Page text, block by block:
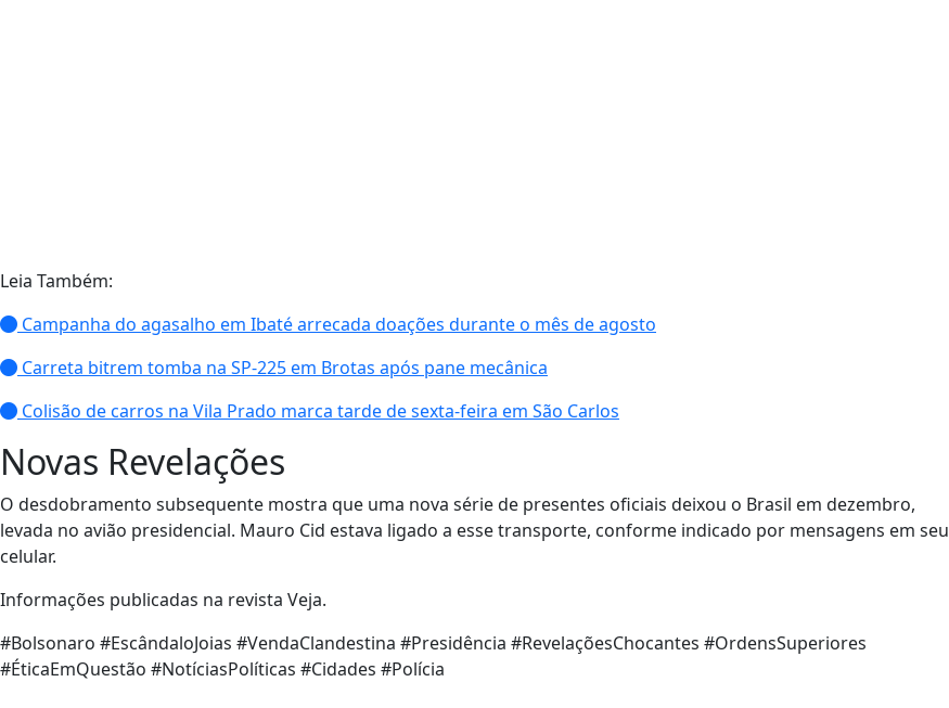
Leia Também:
Campanha do agasalho em Ibaté arrecada doações durante o mês de agosto
Carreta bitrem tomba na SP-225 em Brotas após pane mecânica
Colisão de carros na Vila Prado marca tarde de sexta-feira em São Carlos
Novas Revelações
O desdobramento subsequente mostra que uma nova série de presentes oficiais deixou o Brasil em dezembro,
levada no avião presidencial. Mauro Cid estava ligado a esse transporte, conforme indicado por mensagens em seu
celular.
Informações publicadas na revista Veja.
#Bolsonaro #EscândaloJoias #VendaClandestina #Presidência #RevelaçõesChocantes #OrdensSuperiores
#ÉticaEmQuestão #NotíciasPolíticas #Cidades #Polícia